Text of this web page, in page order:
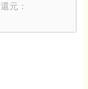
元：